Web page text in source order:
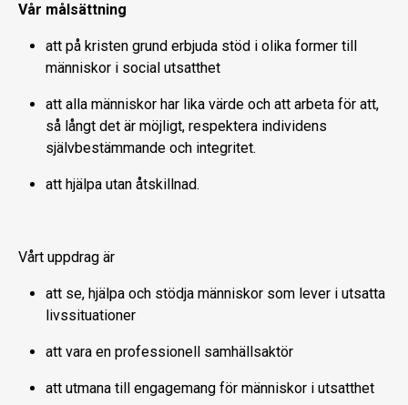
Vår målsättning
att på kristen grund erbjuda stöd i olika former till
människor i social utsatthet
att alla människor har lika värde och att arbeta för att,
så långt det är möjligt, respektera individens
självbestämmande och integritet.
att hjälpa utan åtskillnad.
Vårt uppdrag är
att se, hjälpa och stödja människor som lever i utsatta
livssituationer
att vara en professionell samhällsaktör
att utmana till engagemang för människor i utsatthet